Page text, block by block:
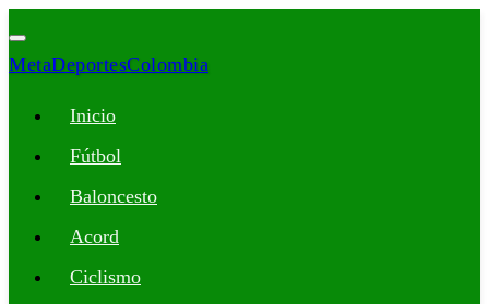
MetaDeportesColombia
Inicio
Fútbol
Baloncesto
Acord
Ciclismo